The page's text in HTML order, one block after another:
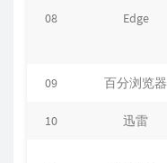
08 Edge
09 百分浏览器
10 迅雷